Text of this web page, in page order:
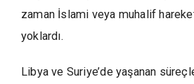
zaman İslami veya muhalif
yoklardı.
Libya ve Suriye’de yaşanan